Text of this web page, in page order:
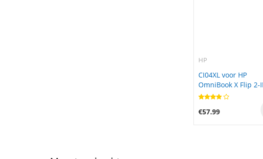
HP
CI04XL voor HP
OmniBook X Flip 2-
16
€57.99